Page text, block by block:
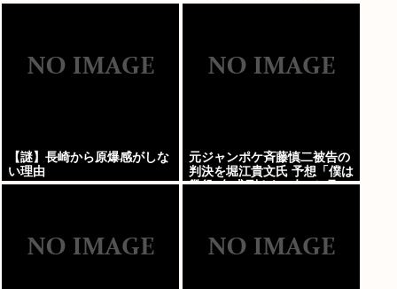
決確定！！！
「人生終わった」⇒絶望
【謎】長崎から原爆感がしな
い理由
元ジャンポケ斉藤慎二被告の
判決を堀江貴文氏 予想「僕は
懲役4年求刑され 2年6か月の